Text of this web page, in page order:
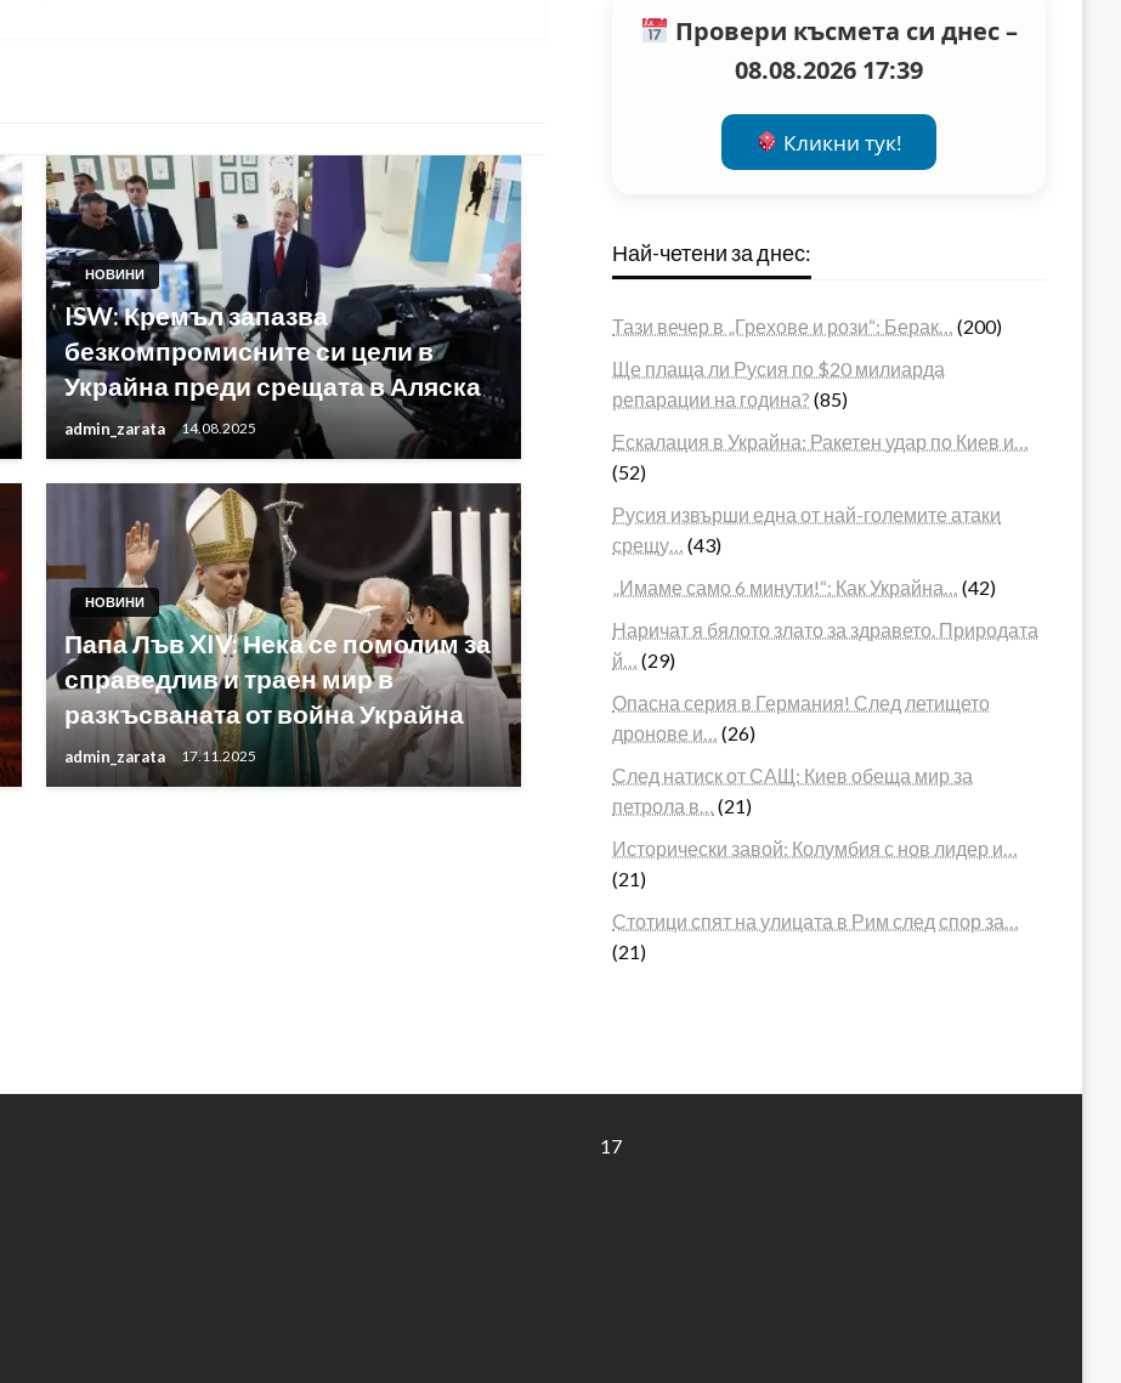
НОВИНИ
ISW: Кремъл запазва
безкомпромисните си цели в
Украйна преди срещата в Аляска
admin_zarata 14.08.2025
НОВИНИ
Папа Лъв XIV: Нека се помолим за
справедлив и траен мир в
разкъсваната от война Украйна
admin_zarata 17.11.2025
Провери късмета си днес –
08.08.2026 17:39
Кликни тук!
Най-четени за днес:
Тази вечер в „Грехове и рози“: Берак…
(200)
Ще плаща ли Русия по $20 милиарда
репарации на година? (85)
Ескалация в Украйна: Ракетен удар по Киев и…
(52)
Русия извърши една от най-големите атаки
срещу…
(43)
„Имаме само 6 минути!“: Как Украйна…
(42)
Наричат я бялото злато за здравето. Природата
й…
(29)
Опасна серия в Германия! След летището
дронове и…
(26)
След натиск от САЩ: Киев обеща мир за
петрола в…
(21)
Исторически завой: Колумбия с нов лидер и…
(21)
Стотици спят на улицата в Рим след спор за…
(21)
17